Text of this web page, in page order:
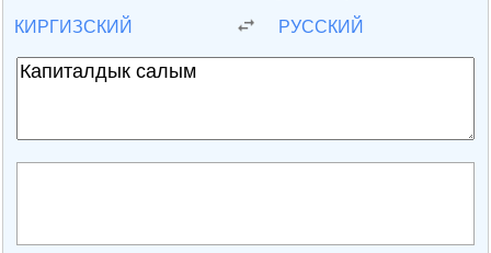
КИРГИЗСКИЙ РУССКИЙ